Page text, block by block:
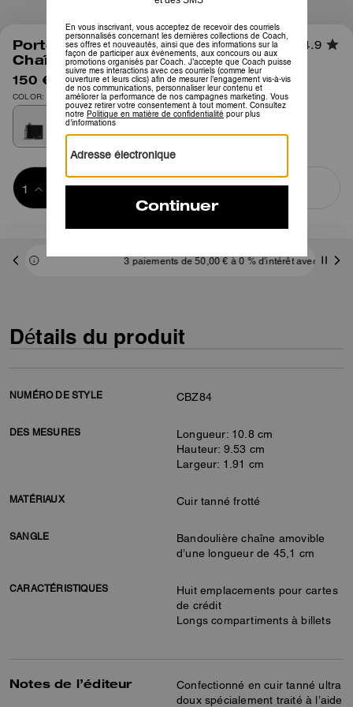
1/4
Portefeuille Double Volet Avec
Chaîne En Cuir Loved
4.9
150 € 250 €
COLOR: Marron orangé clair/Noir
Ajouter au
3 paiements de 50,00 € à 0 % d'intérêt avec
Détails du produit
NUMÉRO DE STYLE CBZ84
DES MESURES
Longueur: 10.8 cm
Hauteur: 9.53 cm
Largeur: 1.91 cm
MATÉRIAUX Cuir tanné frotté
SANGLE
Bandoulière chaîne amovible
d’une longueur de 45,1 cm
CARACTÉRISTIQUES
Huit emplacements pour cartes
de crédit
Longs compartiments à billets
Notes de l’éditeur
Confectionné en cuir tanné ultra
doux spécialement traité à l’aide